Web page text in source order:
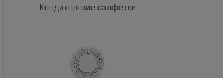
Кондитерские салфетки